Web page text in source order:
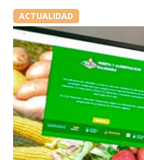
ACTUALIDAD